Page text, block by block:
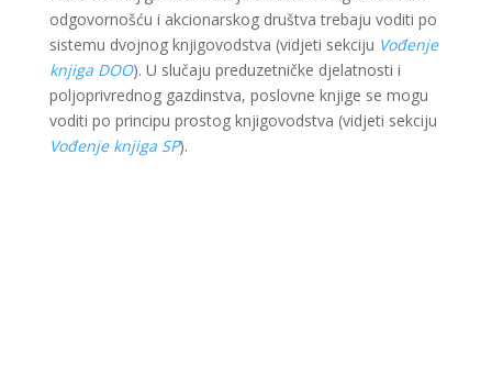
odgovornošću i akcionarskog društva trebaju voditi po
sistemu dvojnog knjigovodstva (vidjeti sekciju Vođenje
knjiga DOO). U slučaju preduzetničke djelatnosti i
poljoprivrednog gazdinstva, poslovne knjige se mogu
voditi po principu prostog knjigovodstva (vidjeti sekciju
Vođenje knjiga SP).